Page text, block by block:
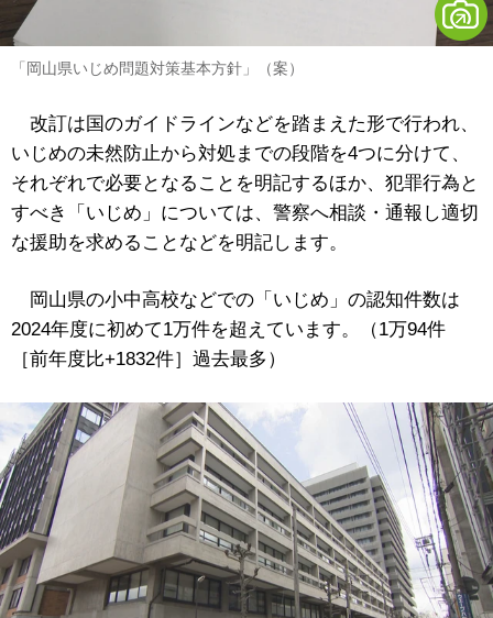
「岡山県いじめ問題対策基本方針」（案）
改訂は国のガイドラインなどを踏まえた形で行われ、
いじめの未然防止から対処までの段階を4つに分けて、
それぞれで必要となることを明記するほか、犯罪行為と
すべき「いじめ」については、警察へ相談・通報し適切
な援助を求めることなどを明記します。
岡山県の小中高校などでの「いじめ」の認知件数は
2024年度に初めて1万件を超えています。（1万94件
［前年度比+1832件］過去最多）